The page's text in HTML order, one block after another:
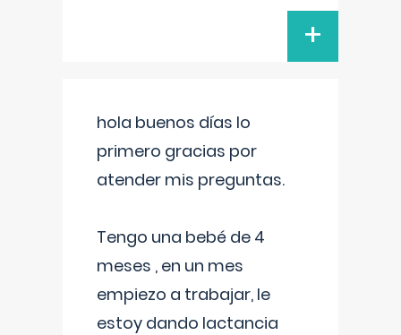
+
hola buenos días lo
primero gracias por
atender mis preguntas.
Tengo una bebé de 4
meses , en un mes
empiezo a trabajar, le
estoy dando lactancia